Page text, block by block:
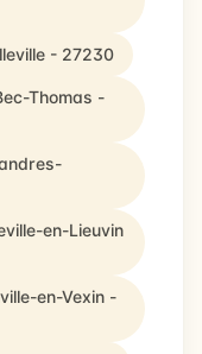
- 27230
Thomas -
en-Lieuvin
en-Vexin -